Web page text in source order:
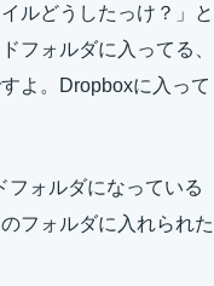
ルどうしたっけ？」と
フォルダに入ってる、
よ。Dropboxに入って
フォルダになっている
フォルダに入れられた